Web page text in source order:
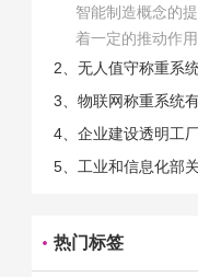
智能制造概念的
着一定的推动作
中，能够推动相
的。那么为什么
2、无人值守称重系
3、物联网称重系统
4、企业建设透明工
5、工业和信息化部
热门标签